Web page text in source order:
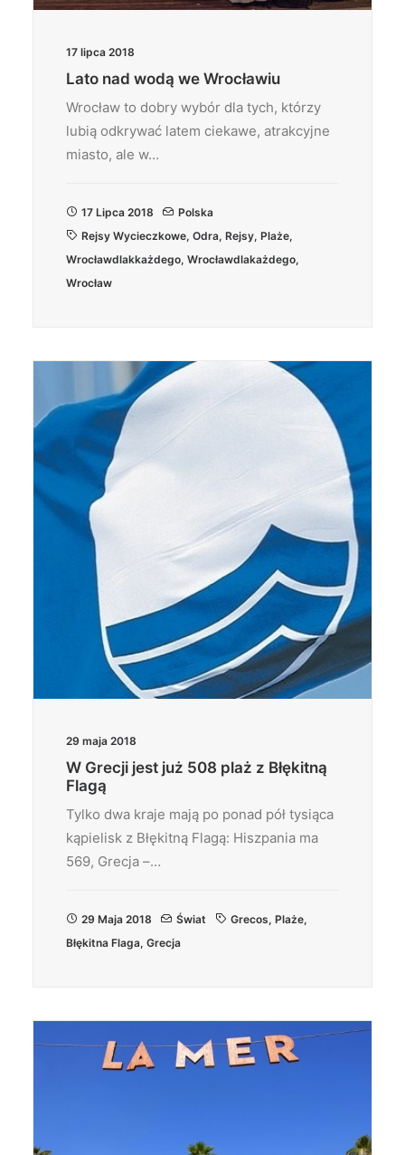
17 lipca 2018
Lato nad wodą we Wrocławiu
Wrocław to dobry wybór dla tych, którzy
lubią odkrywać latem ciekawe, atrakcyjne
miasto, ale w…
17 Lipca 2018
Polska
Rejsy Wycieczkowe, Odra, Rejsy, Plaże,
Wrocławdlakkażdego, Wrocławdlakażdego,
Wrocław
29 maja 2018
W Grecji jest już 508 plaż z Błękitną
Flagą
Tylko dwa kraje mają po ponad pół tysiąca
kąpielisk z Błękitną Flagą: Hiszpania ma
569, Grecja –…
29 Maja 2018 Świat Grecos, Plaże,
Błękitna Flaga, Grecja